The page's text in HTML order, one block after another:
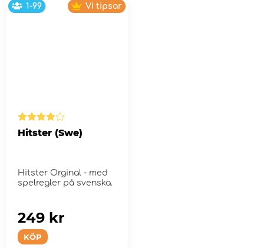
1-99 Vi tipsar
Hitster (Swe)
Hitster Orginal - med
spelregler på svenska.
KÖP
249 kr